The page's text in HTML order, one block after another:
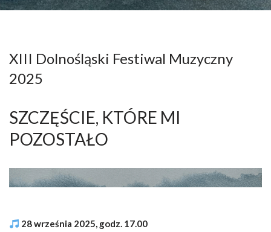
XIII Dolnośląski Festiwal Muzyczny
2025
SZCZĘŚCIE, KTÓRE MI
POZOSTAŁO
28 września 2025, godz. 17.00